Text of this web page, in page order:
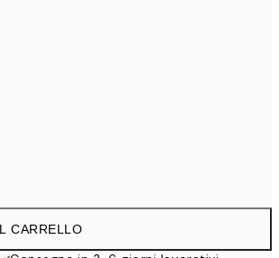
CARRELLO